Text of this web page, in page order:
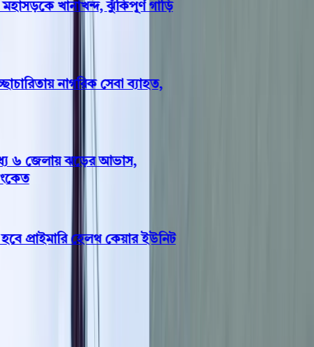
খানাখন্দ, ঝুঁকিপূর্ণ গাড়ি
নাগরিক সেবা ব্যাহত,
৬ জেলায় ঝড়ের আভাস,
প্রাইমারি হেলথ কেয়ার ইউনিট